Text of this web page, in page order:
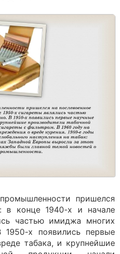
пришелся
в конце 1940-х и начале
частью имиджа многих
х появились первые
табака, и крупнейшие